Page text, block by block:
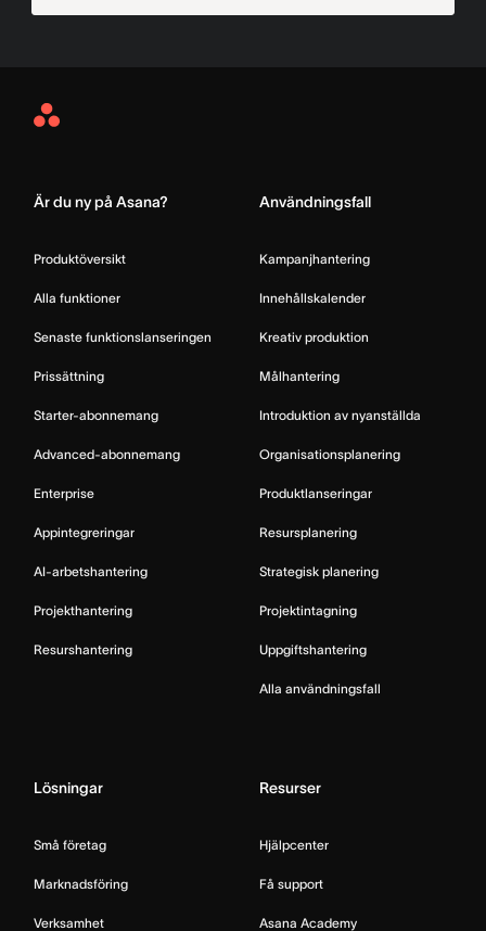
Asana
Är du ny på Asana?
Produktöversikt
Alla funktioner
Senaste funktionslanseringen
Prissättning
Starter-abonnemang
Advanced-abonnemang
Enterprise
Appintegreringar
AI-arbetshantering
Projekthantering
Resurshantering
Användningsfall
Kampanjhantering
Innehållskalender
Kreativ produktion
Målhantering
Introduktion av nyanställda
Organisationsplanering
Produktlanseringar
Resursplanering
Strategisk planering
Projektintagning
Uppgiftshantering
Alla användningsfall
Lösningar
Små företag
Marknadsföring
Verksamhet
Resurser
Hjälpcenter
Få support
Asana Academy